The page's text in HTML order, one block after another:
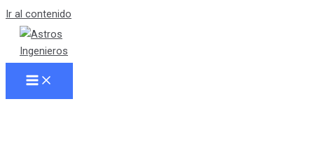
Ir al contenido